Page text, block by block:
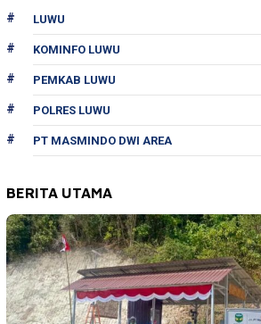
LUWU
KOMINFO LUWU
PEMKAB LUWU
POLRES LUWU
PT MASMINDO DWI AREA
BERITA UTAMA